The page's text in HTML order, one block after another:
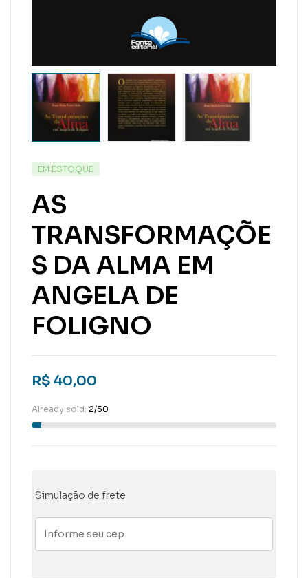
EM ESTOQUE
AS
TRANSFORMAÇÕE
S DA ALMA EM
ANGELA DE
FOLIGNO
R$ 40,00
Already sold: 2/50
Simulação de frete